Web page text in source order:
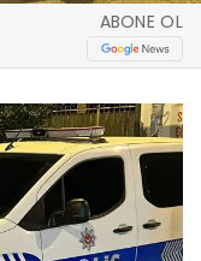
ABONE OL